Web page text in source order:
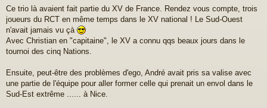
Ce trio là avaient fait partie du XV de France. Rendez vous compte, trois
joueurs du RCT en même temps dans le XV national ! Le Sud-Ouest
n'avait jamais vu çà
Avec Christian en "capitaine", le XV a connu qqs beaux jours dans le
tournoi des cinq Nations.
Ensuite, peut-être des problèmes d'ego, André avait pris sa valise avec
une partie de l'équipe pour aller former celle qui prenait un envol dans le
Sud-Est extrême ...... à Nice.